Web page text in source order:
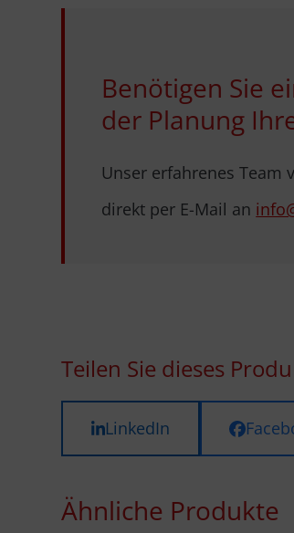
Benötigen Sie
der Planung
Unser erfahrenes Team
direkt per E-Mail an
Teilen Sie dieses
LinkedIn
Ähnliche Produkte